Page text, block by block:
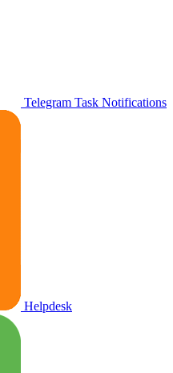
Telegram Task Notifications
Helpdesk